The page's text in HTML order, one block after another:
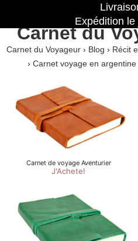
Carnet du
Carnet du Voyageur › Blog › Récit
› Carnet voyage en
Expédition